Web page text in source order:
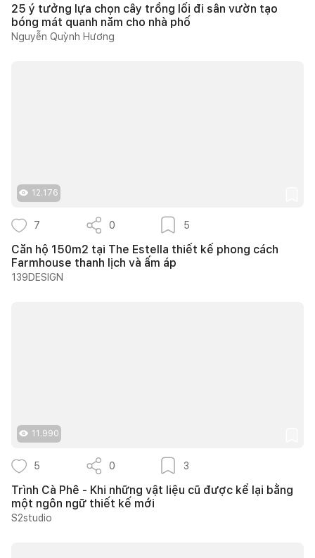
25 ý tưởng lựa chọn cây trồng lối đi sân vườn tạo
bóng mát quanh năm cho nhà phố
Nguyễn Quỳnh Hương
12.176
7 0 5
Căn hộ 150m2 tại The Estella thiết kế phong cách
Farmhouse thanh lịch và ấm áp
139DESIGN
11.990
5 0 3
Trình Cà Phê - Khi những vật liệu cũ được kể lại bằng
một ngôn ngữ thiết kế mới
S2studio